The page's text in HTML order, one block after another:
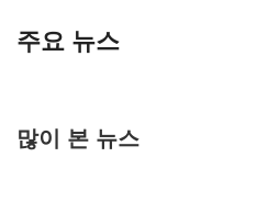
주요 뉴스
많이 본 뉴스